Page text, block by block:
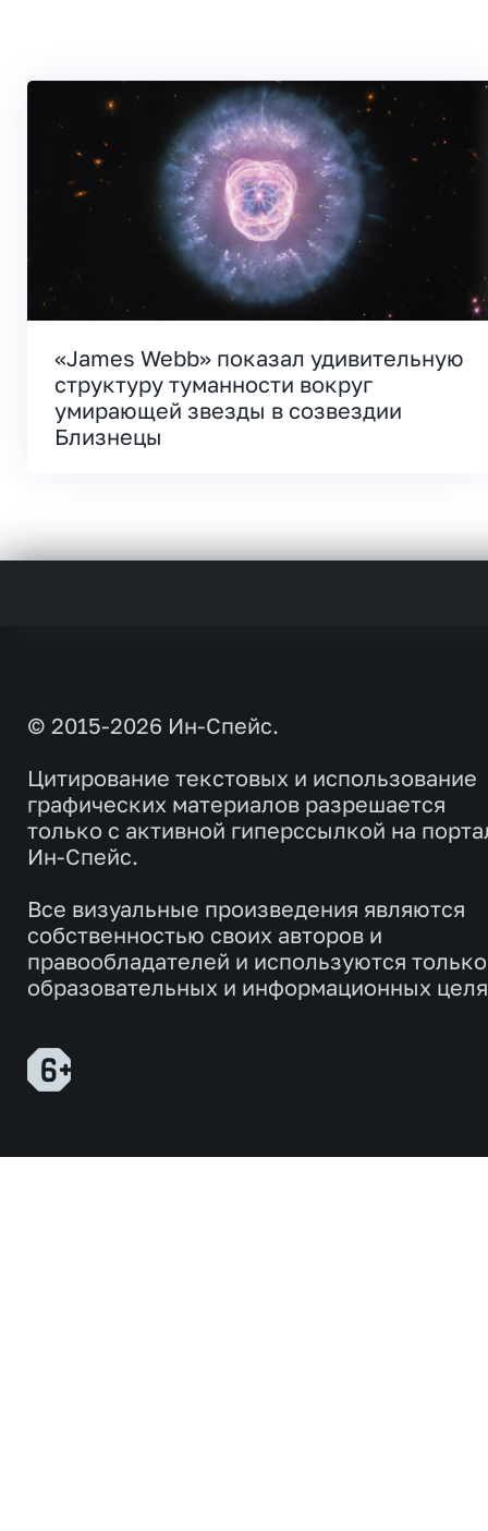
«James Webb» показал удивительную
структуру туманности вокруг
умирающей звезды в созвездии
Близнецы
© 2015-2026 Ин-Спейс.
Цитирование текстовых и использование
графических материалов разрешается
только с активной гиперссылкой на
Ин-Спейс.
Все визуальные произведения являются
собственностью своих авторов и
правообладателей и используются
образовательных и информационных